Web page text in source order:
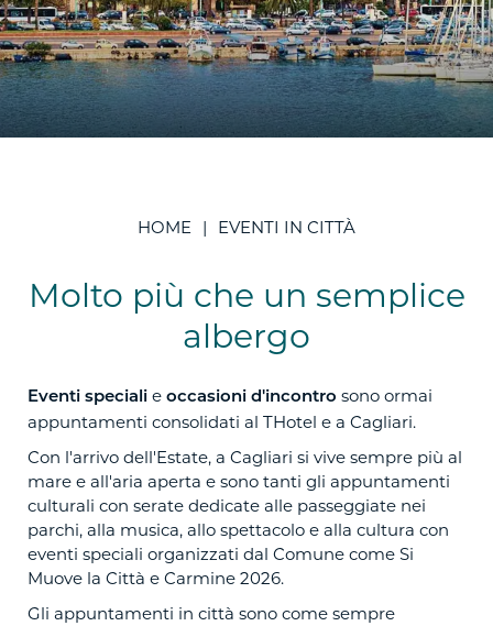
HOME EVENTI IN CITTÀ
Molto più che un semplice
albergo
Eventi speciali e occasioni d'incontro sono ormai
appuntamenti consolidati al THotel e a Cagliari.
Con l'arrivo dell'Estate, a Cagliari si vive sempre più al
mare e all'aria aperta e sono tanti gli appuntamenti
culturali con serate dedicate alle passeggiate nei
parchi, alla musica, allo spettacolo e alla cultura con
eventi speciali organizzati dal Comune come Si
Muove la Città e Carmine 2026.
Gli appuntamenti in città sono come sempre